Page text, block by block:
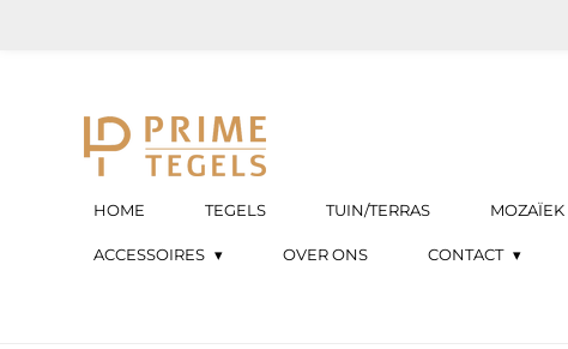
hoofdinhoud
HOME TEGELS TUIN/TERRAS MOZAÏEK
ACCESSOIRES OVER ONS CONTACT